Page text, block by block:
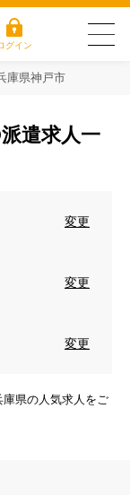
グイン
ム
質問
庫県神戸市
遣求人一
変更
変更
変更
県の人気求人をご
方だけではなく、